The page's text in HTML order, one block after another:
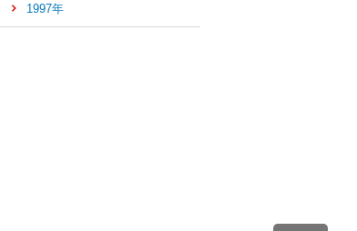
1997年